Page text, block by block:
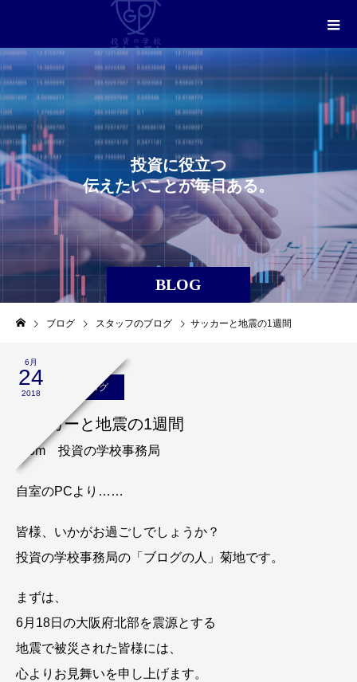
BLOG
投資に役立つ
伝え たいことが毎日ある。
ブログ スタッフのブログ サッカーと地震の1週間
6月
24
2018
スタッフのブログ
サッカーと地震の1週間
From 投資の学校事務局
自室のPCより……
皆様、いかがお過ごしでしょうか？
投資の学校事務局の「ブログの人」菊地です。
まずは、
6月18日の大阪府北部を震源とする
地震で被災された皆様には、
心よりお見舞いを申し上げます。